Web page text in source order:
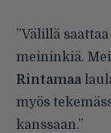
”Välillä
meininkiä.
Rintamaa
myös
kanssaan.”